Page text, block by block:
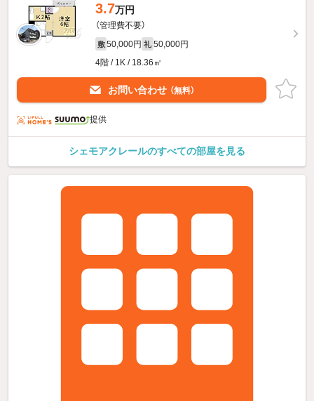
3.7万円
（管理費不要）
敷 50,000円 礼 50,000円
4階 / 1K / 18.36㎡
お問い合わせ （無料）
提供
シェモアクレールのすべての部屋を見る